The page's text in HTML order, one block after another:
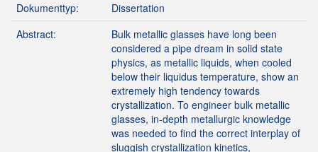
Dokumenttyp:
Dissertation
Abstract:
Bulk metallic glasses have long been
considered a pipe dream in solid state
physics, as metallic liquids, when cooled
below their liquidus temperature, show an
extremely high tendency towards
crystallization. To engineer bulk metallic
glasses, in-depth metallurgic knowledge
was needed to find the correct interplay of
sluggish crystallization kinetics,